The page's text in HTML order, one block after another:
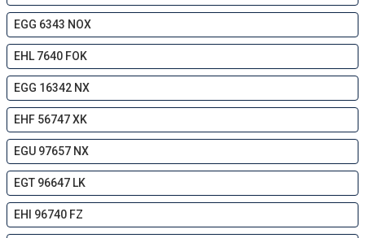
EGG 6343 NOX
EHL 7640 FOK
EGG 16342 NX
EHF 56747 XK
EGU 97657 NX
EGT 96647 LK
EHI 96740 FZ